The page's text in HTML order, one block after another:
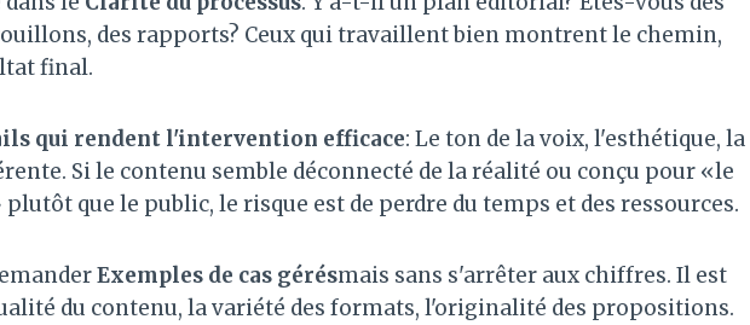
des rapports? Ceux qui travaillent bien montrent le chemin,
final.
qui rendent l'intervention efficace: Le ton de la voix, l'esthétique, la
Si le contenu semble déconnecté de la réalité ou conçu pour «le
que le public, le risque est de perdre du temps et des ressources.
Exemples de cas gérésmais sans s'arrêter aux chiffres. Il est
du contenu, la variété des formats, l'originalité des propositions.